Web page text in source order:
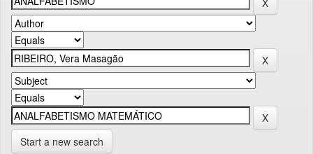
Start a new search